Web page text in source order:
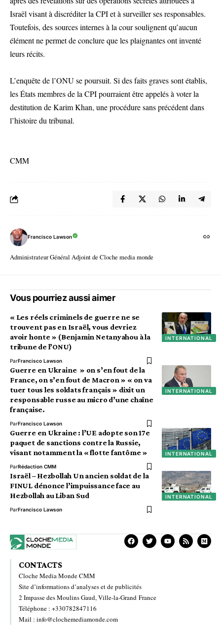
Israël visant à discréditer la CPI et à surveiller ses responsables.
Toutefois, des sources internes à la cour soulignent qu’aucun
élément ne permet de conclure que les plaignantes ont inventé
leurs récits.
L’enquête de l’ONU se poursuit. Si des faits graves sont établis,
les États membres de la CPI pourraient être appelés à voter la
destitution de Karim Khan, une procédure sans précédent dans
l’histoire du tribunal.
CMM
Francisco Lawson
Administrateur Général Adjoint de Cloche media monde
Vous pourriez aussi aimer
INTERNATIONAL
« Les réels criminels de guerre ne se
trouvent pas en Israël, vous devriez
avoir honte » (Benjamin Netanyahou à la
tribune de l’ONU)
ParFrancisco Lawson
INTERNATIONAL
Guerre en Ukraine » on s’en fout de la
France, on s’en fout de Macron » « on va
tuer tous les soldats français » dixit un
responsable russe au micro d’une chaîne
française.
ParFrancisco Lawson
INTERNATIONAL
Guerre en Ukraine : l’UE adopte son 17e
paquet de sanctions contre la Russie,
visant notamment la « flotte fantôme »
ParRédaction CMM
INTERNATIONAL
Israël – Hezbollah Un ancien soldat de la
FINUL dénonce l’impuissance face au
Hezbollah au Liban Sud
ParFrancisco Lawson
CONTACTS
Cloche Media Monde CMM
Site d’informations d’analyses et de publicités
2 Impasse des Moulins Gaud, Ville-la-Grand France
Téléphone : +330782847116
Mail : info@clochemediamonde.com